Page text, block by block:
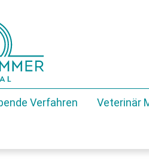
Verfahren Veterinär